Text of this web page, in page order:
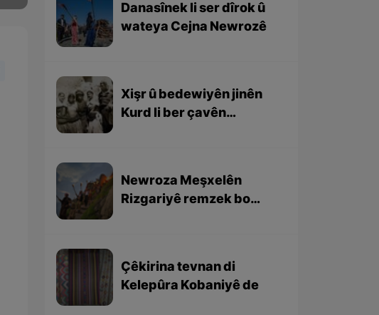
Danasînek li ser dîrok û
wateya Cejna Newrozê
Xişr û bedewiyên jinên
Kurd li ber çavên
Newroza Meşxelên
Rizgariyê remzek bo
Çêkirina tevnan di
Kelepûra Kobaniyê de